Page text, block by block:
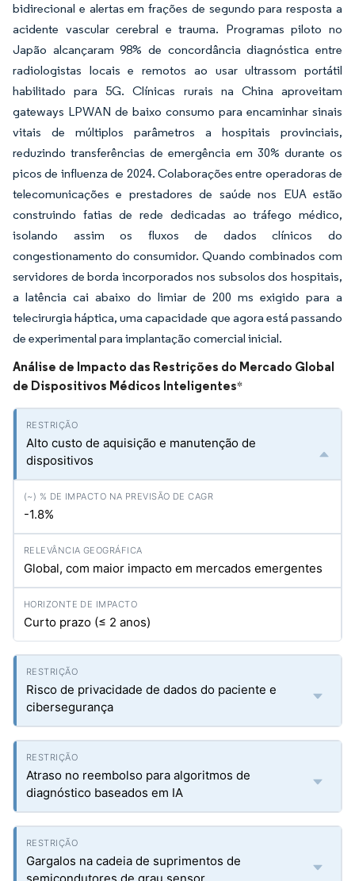
bidirecional e alertas em frações de segundo para resposta a
acidente vascular cerebral e trauma. Programas piloto no
Japão alcançaram 98% de concordância diagnóstica entre
radiologistas locais e remotos ao usar ultrassom portátil
habilitado para 5G. Clínicas rurais na China aproveitam
gateways LPWAN de baixo consumo para encaminhar sinais
vitais de múltiplos parâmetros a hospitais provinciais,
reduzindo transferências de emergência em 30% durante os
picos de influenza de 2024. Colaborações entre operadoras de
telecomunicações e prestadores de saúde nos EUA estão
construindo fatias de rede dedicadas ao tráfego médico,
isolando assim os fluxos de dados clínicos do
congestionamento do consumidor. Quando combinados com
servidores de borda incorporados nos subsolos dos hospitais,
a latência cai abaixo do limiar de 200 ms exigido para a
telecirurgia háptica, uma capacidade que agora está passando
de experimental para implantação comercial inicial.
Análise de Impacto das Restrições do Mercado Global
de Dispositivos Médicos Inteligentes*
Alto custo de aquisição e manutenção de
dispositivos
-1.8%
Global, com maior impacto em mercados emergentes
Curto prazo (≤ 2 anos)
Risco de privacidade de dados do paciente e
cibersegurança
Atraso no reembolso para algoritmos de
diagnóstico baseados em IA
Gargalos na cadeia de suprimentos de